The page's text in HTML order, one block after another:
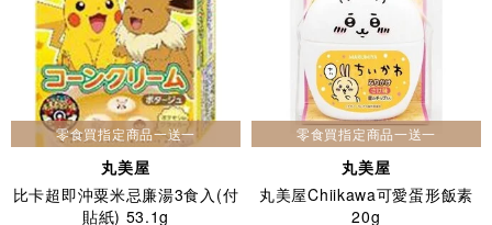
零食買指定商品一送一
丸美屋
比卡超即沖粟米忌廉湯3食入(付
貼紙) 53.1g
零食買指定商品一送一
丸美屋
丸美屋Chiikawa可愛蛋形飯素
20g